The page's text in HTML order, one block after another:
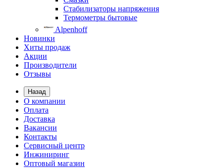
Стабилизаторы напряжения
Термометры бытовые
Alpenhoff
Новинки
Хиты продаж
Акции
Производители
Отзывы
Назад
О компании
Оплата
Доставка
Вакансии
Контакты
Сервисный центр
Инжиниринг
Оптовый магазин